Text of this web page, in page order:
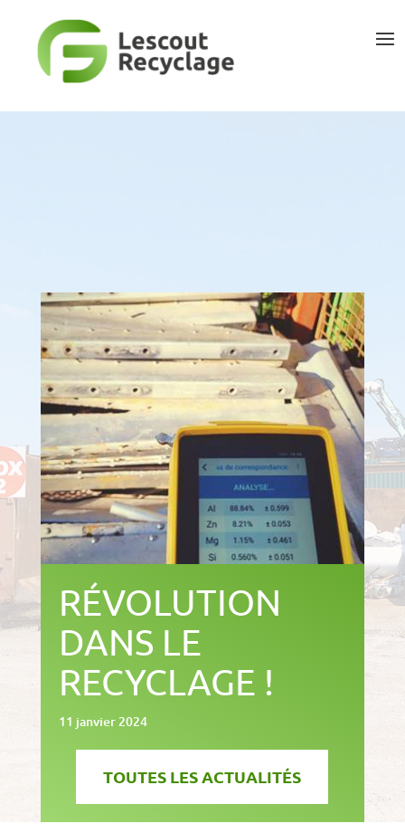
RÉVOLUTION
DANS LE
RECYCLAGE !
11 janvier 2024
TOUTES LES ACTUALITÉS